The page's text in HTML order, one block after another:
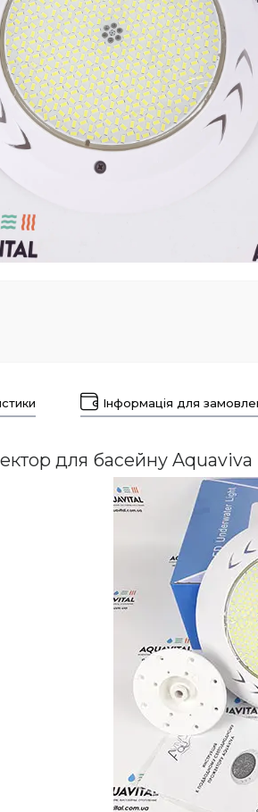
Інформація для
для басейну